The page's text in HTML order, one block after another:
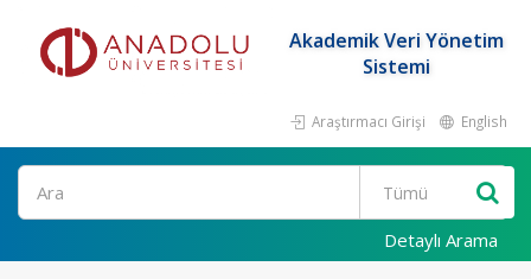
Akademik Veri Yönetim
Sistemi
Araştırmacı Girişi English
Ara
Detaylı Arama